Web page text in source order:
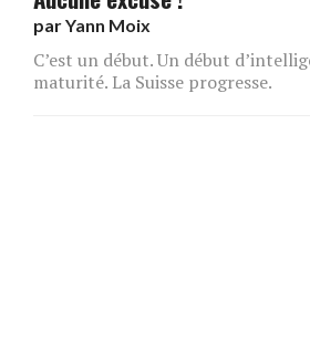
parYann Moix
C’est un début. Un début
maturité. La Suisse progresse.